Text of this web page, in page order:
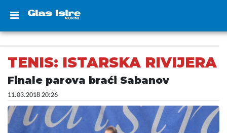
TENIS: ISTARSKA RIVIJERA
Finale parova braći Sabanov
11.03.2018 20:26